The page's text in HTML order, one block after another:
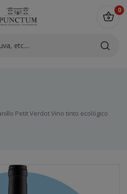
0
Petit Verdot Vino tinto ecológico